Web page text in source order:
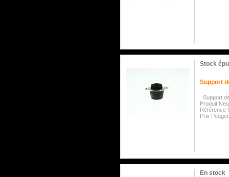
Stock
Support
Support
Produit
Référence
Prix
En stock